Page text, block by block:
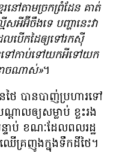
រ​នៅ​តាម​ច្រក​ព្រំដែន គាត់​
ស​អី​អ៊ីចឹង​ទេ បញ្ហា​នេះ​វា​
ល​បើក​ដៃ​ឲ្យ​ទៅ​រក​ស៊ី
ន​ទៅ​កាប់​ទៅ​យក​អី​ទៅ​យក​
ាច​ណាស់»។
ថៃ បាន​បាញ់​ប្រហារ​ទៅ​
ណ្ដាល​ឲ្យ​សម្លាប់ ខ្លះ​រង​
ទាប់​ ខណៈ​ដែល​ពលរដ្ឋ​
ឈើ​គ្រញូង​ក្នុង​ទឹក​ដី​ថៃ។